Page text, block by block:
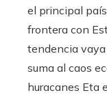
el principal
frontera con
tendencia
suma al caos
huracanes Eta